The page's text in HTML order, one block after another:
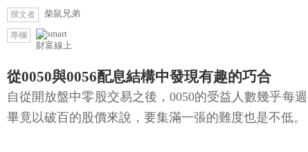
撰文者 柴鼠兄弟
專欄
財富線上
從0050與0056配息結構中發現有趣的巧合
自從開放盤中零股交易之後，0050的受益人數幾乎每
畢竟以破百的股價來說，要集滿一張的難度也是不低。